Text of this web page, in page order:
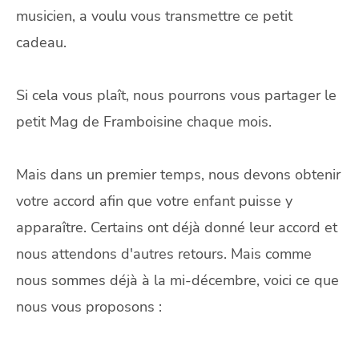
musicien, a voulu vous transmettre ce petit
cadeau.
Si cela vous plaît, nous pourrons vous partager le
petit Mag de Framboisine chaque mois.
Mais dans un premier temps, nous devons obtenir
votre accord afin que votre enfant puisse y
apparaître. Certains ont déjà donné leur accord et
nous attendons d'autres retours. Mais comme
nous sommes déjà à la mi-décembre, voici ce que
nous vous proposons :